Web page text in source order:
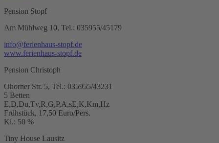
Pension Stopf
Am Mühlweg 10, Tel.: 035955/45179
info@ferienhaus-stopf.de
www.ferienhaus-stopf.de
Pension Christoph
Ohorner Str. 5, Tel.: 035955/43231
5 Betten
E,D,Du,Tv,R,G,P,A,sE,K,Km,Hz
Frühstück, 17,50 Euro/Pers.
Ki.: 50 %
Tiny House Lausitz